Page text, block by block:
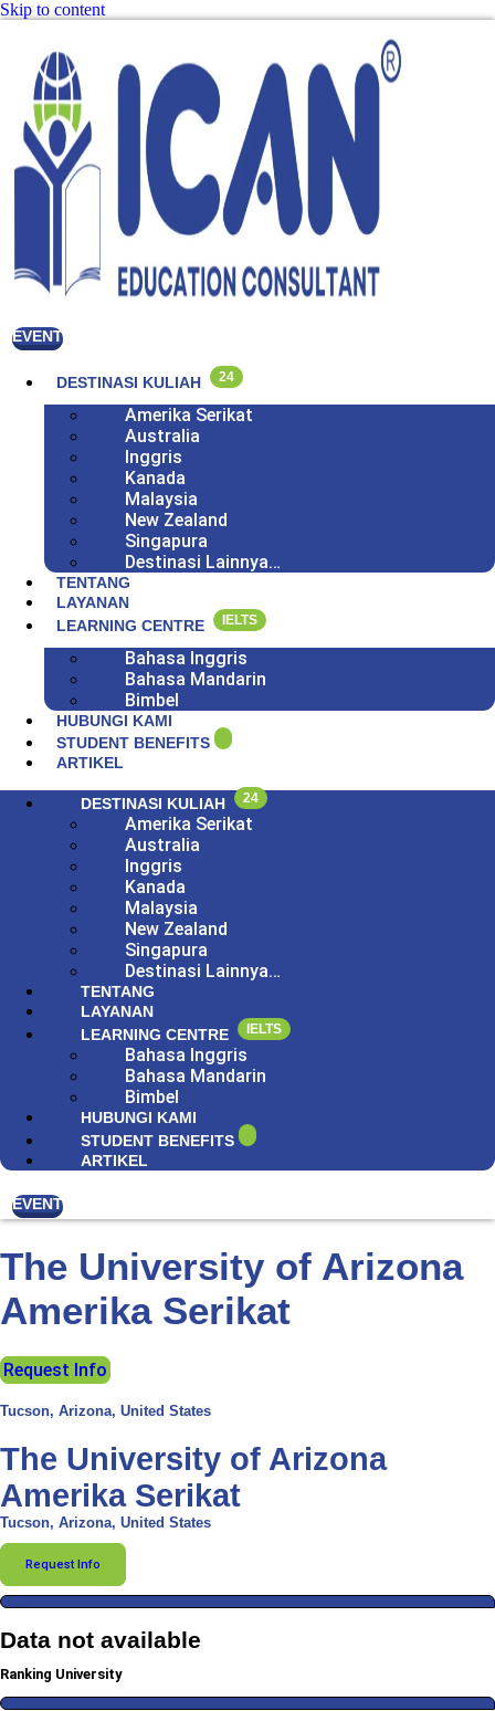
Skip to content
EVENT
DESTINASI KULIAH 24
Amerika Serikat
Australia
Inggris
Kanada
Malaysia
New Zealand
Singapura
Destinasi Lainnya…
TENTANG
LAYANAN
LEARNING CENTRE
IELTS
Bahasa Inggris
Bahasa Mandarin
Bimbel
HUBUNGI KAMI
STUDENT BENEFITS
ARTIKEL
DESTINASI KULIAH 24
Amerika Serikat
Australia
Inggris
Kanada
Malaysia
New Zealand
Singapura
Destinasi Lainnya…
TENTANG
LAYANAN
LEARNING CENTRE
IELTS
Bahasa Inggris
Bahasa Mandarin
Bimbel
HUBUNGI KAMI
STUDENT BENEFITS
ARTIKEL
EVENT
The University of Arizona
Amerika Serikat
Request Info
Tucson, Arizona, United States
The University of Arizona
Amerika Serikat
Tucson, Arizona, United States
Request Info
Data not available
Ranking University